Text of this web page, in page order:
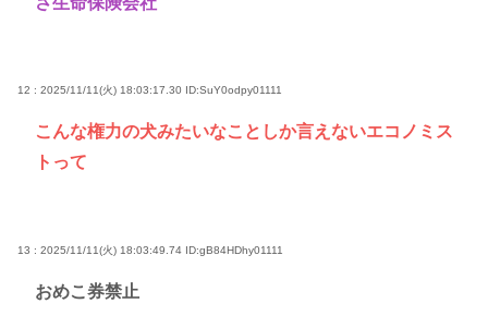
12 : 2025/11/11(火) 18:03:17.30 ID:SuY0odpy01111
こんな権力の犬みたいなことしか言えないエコノミス
トって
13 : 2025/11/11(火) 18:03:49.74 ID:gB84HDhy01111
おめこ券禁止